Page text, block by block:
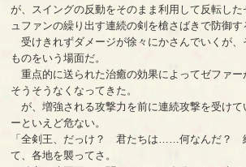
が、スイングの反動をそのまま利用して反転し
ュファンの繰り出す連続の剣を槍さばきで防御す
受けきれずダメージが徐々にかさんでいくが、
ものをいう場面だ。
重点的に送られた治癒の効果によってゼファー
そうそうなくなってきた。
が、増強される攻撃力を前に連続攻撃を受けて
ーといえど危ない。
「全剣王、だっけ？ 君たちは……何なんだ？
て、各地を襲ってさ。